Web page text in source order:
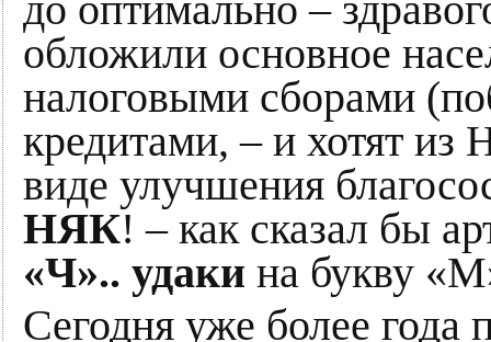
до оптимально –
обложили основное
налоговыми сборами
кредитами, – и хотят
виде улучшения
НЯК! – как сказал бы
«Ч».. удаки на букву
Сегодня уже более года